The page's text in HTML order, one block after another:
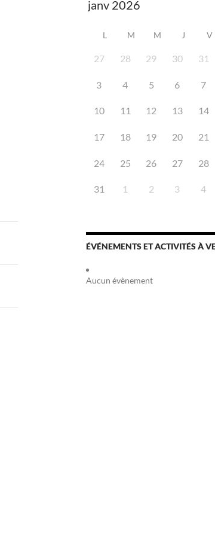
L M M J V
27 28 29 30 31
3 4 5 6 7
10 11 12 13 14
17 18 19 20 21
24 25 26 27 28
31 1 2 3 4
ÉVÉNEMENTS ET ACTIVITÉS À
Aucun évènement